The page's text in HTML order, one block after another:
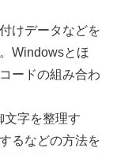
けデータなどを
Windowsとほ
ードの組み合わ
文字を整理す
るなどの方法を